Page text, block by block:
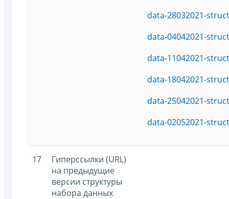
data-28032021-
data-04042021-
data-11042021-
data-18042021-
data-25042021-
data-02052021-
17
Гиперссылки (URL)
на предыдущие
версии структуры
набора данных